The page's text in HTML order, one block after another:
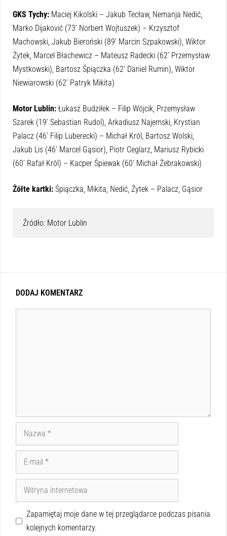
GKS Tychy: Maciej Kikolski – Jakub Tecław, Nemanja Nedić,
Marko Dijaković (73’ Norbert Wojtuszek) – Krzysztof
Machowski, Jakub Bieroński (89’ Marcin Szpakowski), Wiktor
Żytek, Marcel Błachewicz – Mateusz Radecki (62’ Przemysław
Mystkowski), Bartosz Śpiączka (62’ Daniel Rumin), Wiktor
Niewiarowski (62’ Patryk Mikita)
Motor Lublin: Łukasz Budziłek – Filip Wójcik, Przemysław
Szarek (19’ Sebastian Rudol), Arkadiusz Najemski, Krystian
Palacz (46’ Filip Luberecki) – Michał Król, Bartosz Wolski,
Jakub Lis (46’ Marcel Gąsior), Piotr Ceglarz, Mariusz Rybicki
(60’ Rafał Król) – Kacper Śpiewak (60’ Michał Żebrakowski)
Żółte kartki: Śpiączka, Mikita, Nedić, Żytek – Palacz, Gąsior
Źródło: Motor Lublin
DODAJ KOMENTARZ
Zapamiętaj moje dane w tej przeglądarce podczas pisania
kolejnych komentarzy.